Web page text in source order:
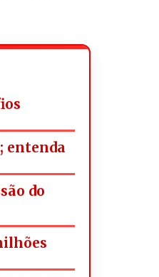
entenda
do